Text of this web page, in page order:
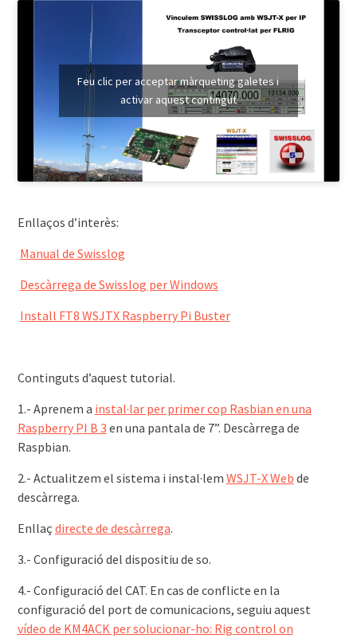
Feu clic per acceptar màrqueting galetes i
activar aquest contingut
Enllaços d’interès:
Manual de Swisslog
Descàrrega de Swisslog per Windows
Install FT8 WSJTX Raspberry Pi Buster
Continguts d’aquest tutorial.
1.- Aprenem a instal·lar per primer cop Rasbian en una
Raspberry PI B 3 en una pantala de 7”. Descàrrega de
Raspbian.
2.- Actualitzem el sistema i instal·lem WSJT-X Web de
descàrrega.
Enllaçdirecte de descàrrega.
3.- Configuració del dispositiu de so.
4.- Configuració del CAT. En cas de conflicte en la
configuració del port de comunicacions, seguiu aquest
vídeo de KM4ACK per solucionar-ho: Rig control on